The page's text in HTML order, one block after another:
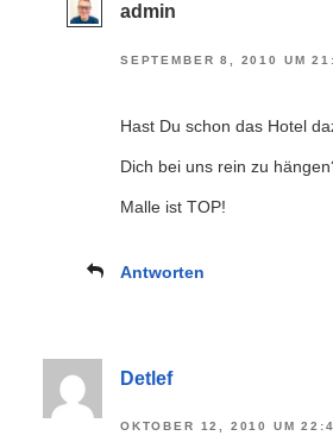
admin
SEPTEMBER 8, 2010 UM
Hast Du schon das Hotel
Dich bei uns rein zu
Malle ist TOP!
Antworten
Detlef
OKTOBER 12, 2010 UM